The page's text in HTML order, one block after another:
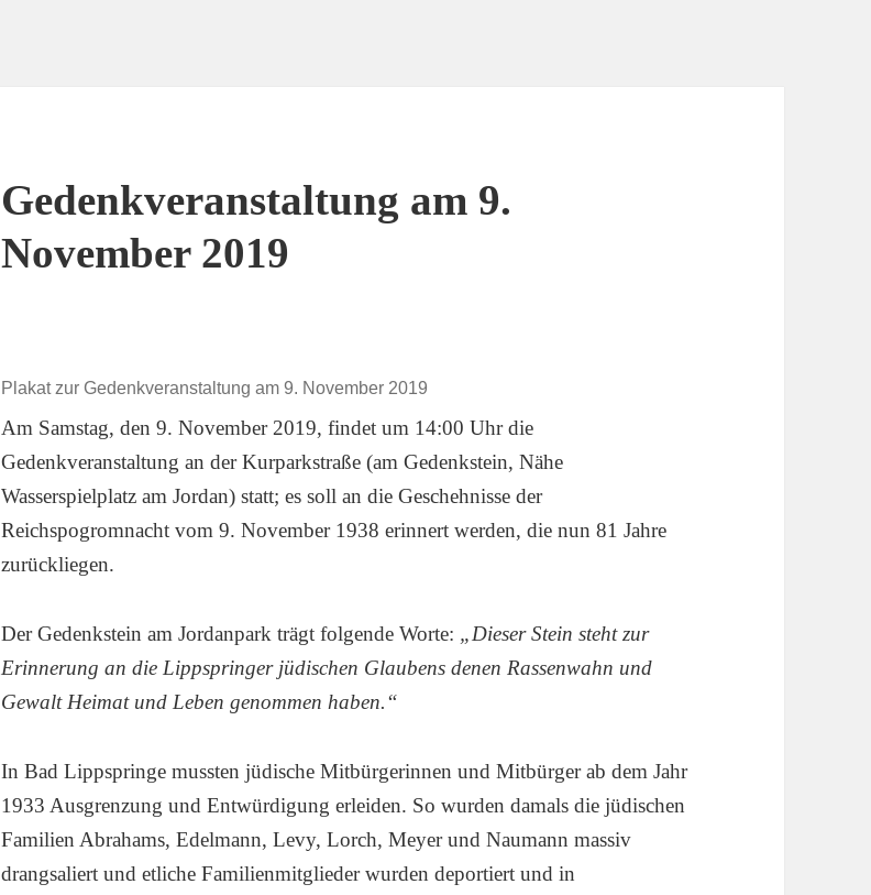
Gedenkveranstaltung am 9.
November 2019
Plakat zur Gedenkveranstaltung am 9. November 2019
Am Samstag, den 9. November 2019, findet um 14:00 Uhr die
Gedenkveranstaltung an der Kurparkstraße (am Gedenkstein, Nähe
Wasserspielplatz am Jordan) statt; es soll an die Geschehnisse der
Reichspogromnacht vom 9. November 1938 erinnert werden, die nun 81 Jahre
zurückliegen.
Der Gedenkstein am Jordanpark trägt folgende Worte: „Dieser Stein steht zur
Erinnerung an die Lippspringer jüdischen Glaubens denen Rassenwahn und
Gewalt Heimat und Leben genommen haben.“
In Bad Lippspringe mussten jüdische Mitbürgerinnen und Mitbürger ab dem Jahr
1933 Ausgrenzung und Entwürdigung erleiden. So wurden damals die jüdischen
Familien Abrahams, Edelmann, Levy, Lorch, Meyer und Naumann massiv
drangsaliert und etliche Familienmitglieder wurden deportiert und in